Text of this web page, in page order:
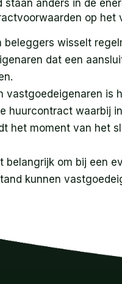
staan anders in de
op het
wisselt
dat een
vastgoedeigenaren is
huurcontract waarbij
het moment van het
belangrijk om bij een
kunnen